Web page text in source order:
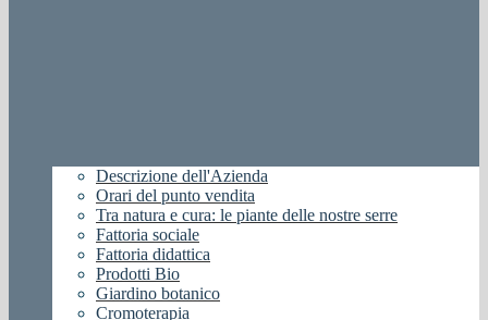
Descrizione dell'Azienda
Orari del punto vendita
Tra natura e cura: le piante delle nostre serre
Fattoria sociale
Fattoria didattica
Prodotti Bio
Giardino botanico
Cromoterapia